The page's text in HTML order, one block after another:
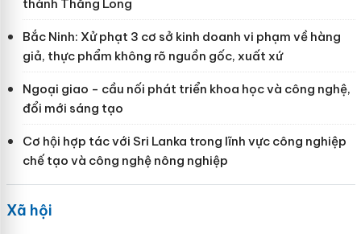
thành Thăng Long
Bắc Ninh: Xử phạt 3 cơ sở kinh doanh vi phạm về hàng
giả, thực phẩm không rõ nguồn gốc, xuất xứ
Ngoại giao - cầu nối phát triển khoa học và công nghệ,
đổi mới sáng tạo
Cơ hội hợp tác với Sri Lanka trong lĩnh vực công nghiệp
chế tạo và công nghệ nông nghiệp
Xã hội